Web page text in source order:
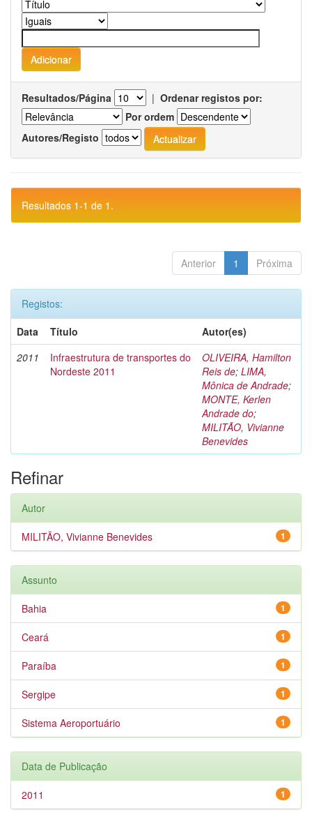
Resultados/Página | Ordenar registos por:
Por ordem
Autores/Registo
Resultados 1-1 de 1.
Anterior 1 Próxima
Registos:
Data
Título
Autor(es)
2011
Infraestrutura de transportes do
Nordeste 2011
OLIVEIRA, Hamilton
Reis de; LIMA,
Mônica de Andrade;
MONTE, Kerlen
Andrade do;
MILITÃO, Vivianne
Benevides
Refinar
Autor
1
MILITÃO, Vivianne Benevides
Assunto
1
Bahia
1
Ceará
1
Paraíba
1
Sergipe
1
Sistema Aeroportuário
Data de Publicação
1
2011